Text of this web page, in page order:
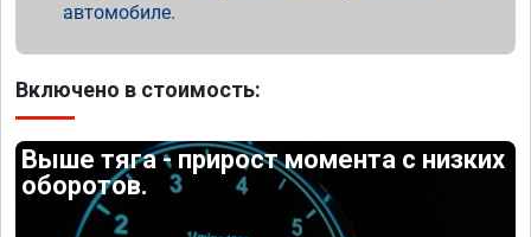
автомобиле.
Включено в стоимость:
Выше тяга - прирост момента с низких
оборотов.